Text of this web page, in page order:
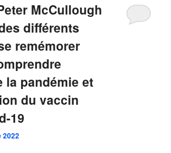
McCullough
différents
remémorer
la pandémie et
du vaccin
19
2022